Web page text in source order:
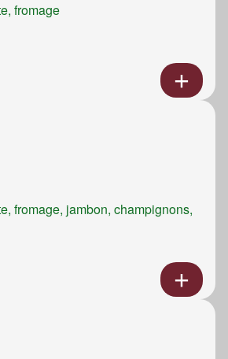
fromage
fromage, jambon, champignons,